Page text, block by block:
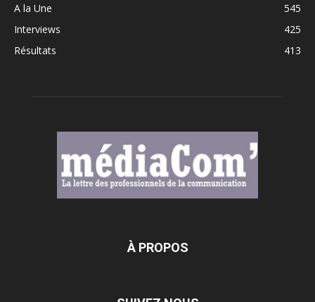
A la Une
545
Interviews
425
Résultats
413
À PROPOS